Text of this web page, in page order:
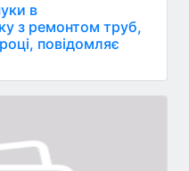
в
з ремонтом труб,
повідомляє